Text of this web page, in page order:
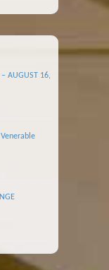
– AUGUST 16,
Venerable